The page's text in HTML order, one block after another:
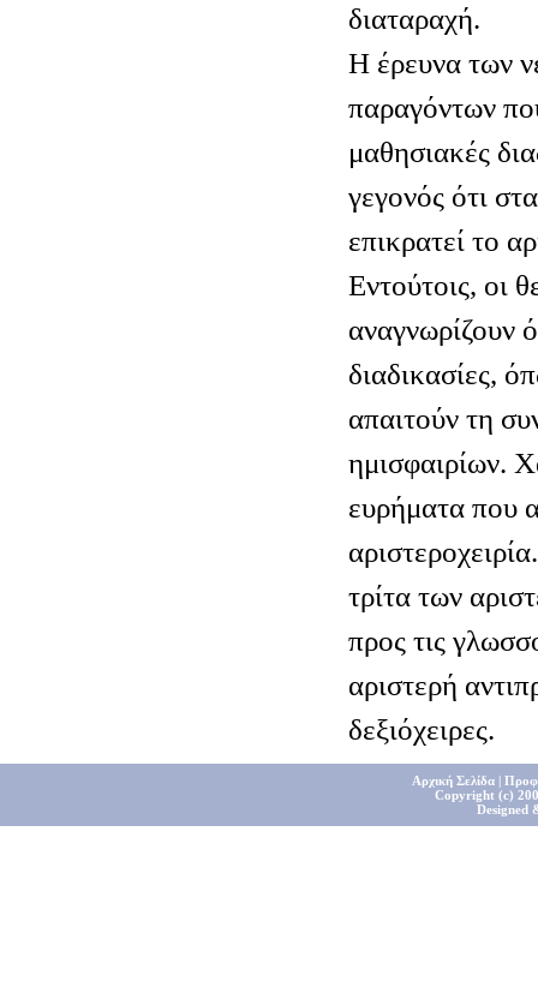
διαταραχή.
Η έρευνα των
παραγόντων
μαθησιακές
γεγονός ότι
επικρατεί το
Εντούτοις, οι
αναγνωρίζουν
διαδικασίες,
απαιτούν τη
ημισφαιρίων.
ευρήματα που
τρίτα των
προς τις
αριστερή
δεξιόχειρες.
Αρχική Σελίδα|
Copyright (c)
Designed